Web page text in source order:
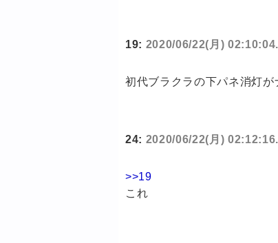
19: 2020/06/22(月)
初代ブラクラの下パネ消灯が
24: 2020/06/22(月)
>>19
これ